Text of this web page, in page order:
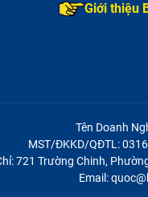
Giới thiệu
Tên Doanh
MST/ĐKKD/QĐTL:
721 Trường Chinh,
Email: